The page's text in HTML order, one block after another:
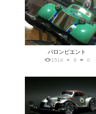
バロンビエント
1514 8 0